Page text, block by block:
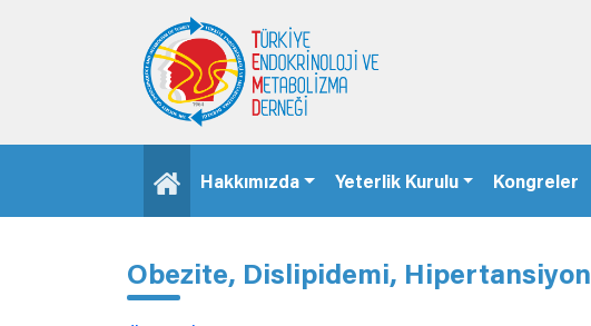
Hakkımızda Yeterlik Kurulu Kongreler
Obezite, Dislipidemi, Hipertansiyon